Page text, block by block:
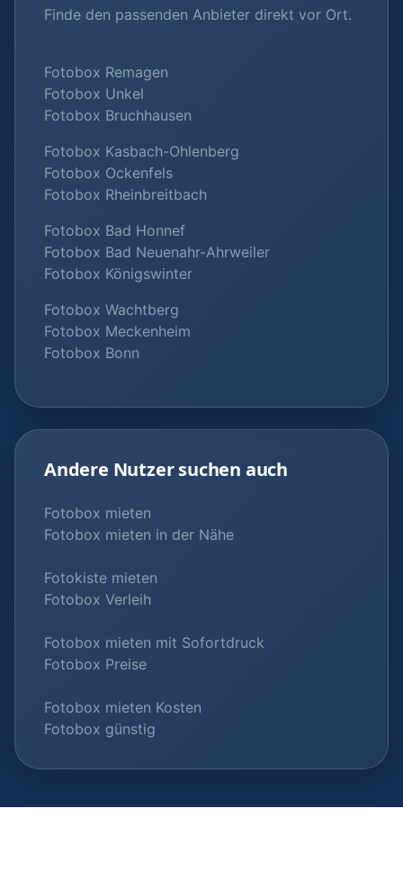
Finde den passenden Anbieter direkt vor Ort.
Fotobox Remagen
Fotobox Unkel
Fotobox Bruchhausen
Fotobox Kasbach-Ohlenberg
Fotobox Ockenfels
Fotobox Rheinbreitbach
Fotobox Bad Honnef
Fotobox Bad Neuenahr-Ahrweiler
Fotobox Königswinter
Fotobox Wachtberg
Fotobox Meckenheim
Fotobox Bonn
Andere Nutzer suchen auch
Fotobox mieten
Fotobox mieten in der Nähe
Fotokiste mieten
Fotobox Verleih
Fotobox mieten mit Sofortdruck
Fotobox Preise
Fotobox mieten Kosten
Fotobox günstig